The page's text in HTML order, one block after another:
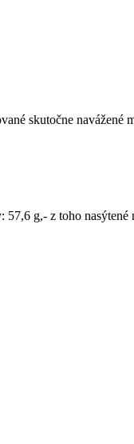
skutočne navážené
57,6 g,- z toho